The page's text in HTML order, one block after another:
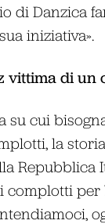
di Danzica
iniziativa».
vittima di un
su cui
la
Repubblica
complotti per